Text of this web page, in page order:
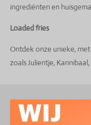
ingrediënten en
Loaded fries
Ontdek onze unieke,
zoals Julientje,